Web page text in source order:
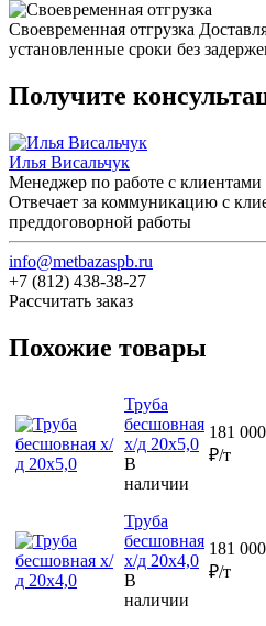
Своевременная отгрузка
установленные сроки без
Получите
Илья Висальчук
Менеджер по работе с клиентами
Отвечает за коммуникацию с
преддоговорной работы
info@metbazaspb.ru
+7 (812) 438-38-27
Рассчитать заказ
Похожие товары
Труба
бесшовная
х/д 20х5,0
В
наличии
181 000
₽/т
Труба
бесшовная
х/д 20х4,0
В
наличии
181 000
₽/т